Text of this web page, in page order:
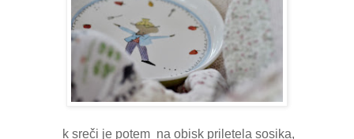
k sreči je potem na obisk priletela sosika,